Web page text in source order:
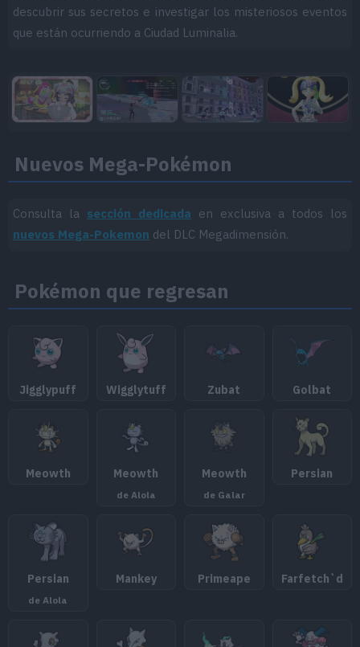
descubrir sus secretos e investigar los misteriosos eventos
que están ocurriendo a Ciudad Luminalia.
Nuevos Mega-Pokémon
Consulta la sección dedicada en exclusiva a todos los
nuevos Mega-Pokemon del DLC Megadimensión.
Pokémon que regresan
Jigglypuff Wigglytuff Zubat Golbat
Meowth Meowth
de Alola
Meowth
de Galar
Persian
Persian
de Alola
Mankey Primeape Farfetch`d